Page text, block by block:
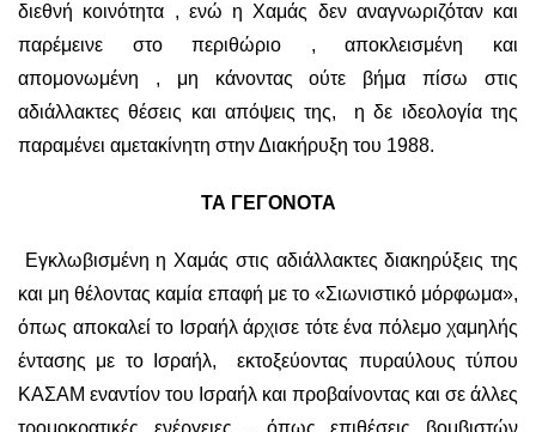
διεθνή κοινότητα , ενώ η Χαμάς δεν αναγνωριζόταν και
παρέμεινε στο περιθώριο , αποκλεισμένη και
απομονωμένη , μη κάνοντας ούτε βήμα πίσω στις
αδιάλλακτες θέσεις και απόψεις της, η δε ιδεολογία της
παραμένει αμετακίνητη στην Διακήρυξη του 1988.
ΤΑ ΓΕΓΟΝΟΤΑ
Εγκλωβισμένη η Χαμάς στις αδιάλλακτες διακηρύξεις της
και μη θέλοντας καμία επαφή με το «Σιωνιστικό μόρφωμα»,
όπως αποκαλεί το Ισραήλ άρχισε τότε ένα πόλεμο χαμηλής
έντασης με το Ισραήλ, εκτοξεύοντας πυραύλους τύπου
ΚΑΣΑΜ εναντίον του Ισραήλ και προβαίνοντας και σε άλλες
τρομοκρατικές ενέργειες , όπως επιθέσεις βομβιστών